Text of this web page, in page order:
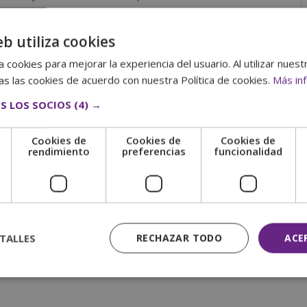
:
a tu correo electrónico las claves de acceso a nuestro
de estudio.
pruebas de evaluación, el alumno recibirá un diploma que
de socios de la CECAP, máxima institución española en
el sello de Notario Europeo, que da fe de la validez,
e internacional.
delMáster Experto en Industria Audiovisual
utiliza cookies
cookies para mejorar la experiencia del usuario. Al utilizar
las cookies de acuerdo con nuestra Política de cookies. Más
LOS SOCIOS (4) →
Cookies de
rendimiento
Cookies de
preferencias
Cookies de
funcionalidad
RECHAZAR TODO